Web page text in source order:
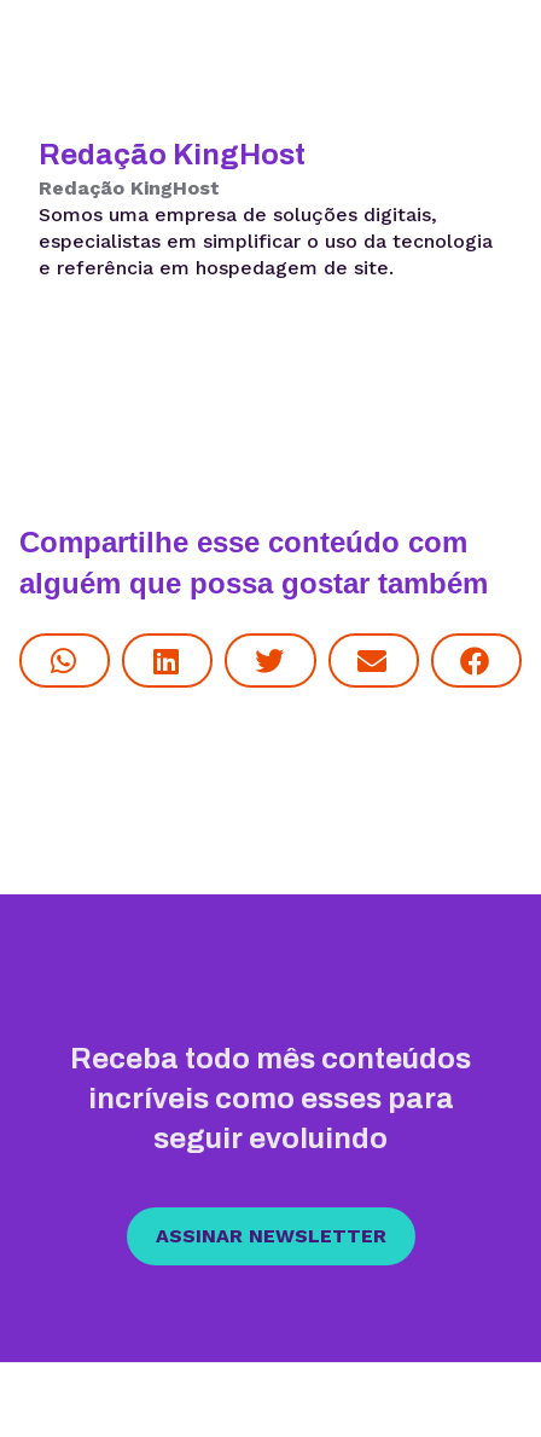
Redação KingHost
Redação KingHost
Somos uma empresa de soluções digitais,
especialistas em simplificar o uso da tecnologia
e referência em hospedagem de site.
Compartilhe esse conteúdo com
alguém que possa gostar também
Receba todo mês conteúdos
incríveis como esses para
seguir evoluindo
ASSINAR NEWSLETTER